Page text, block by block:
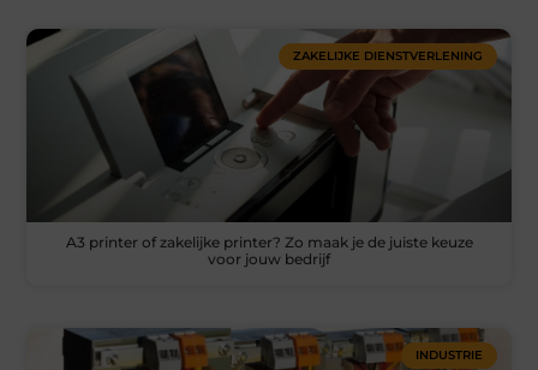
ZAKELIJKE DIENSTVERLENING
A3 printer of zakelijke printer? Zo maak je de juiste keuze
voor jouw bedrijf
INDUSTRIE